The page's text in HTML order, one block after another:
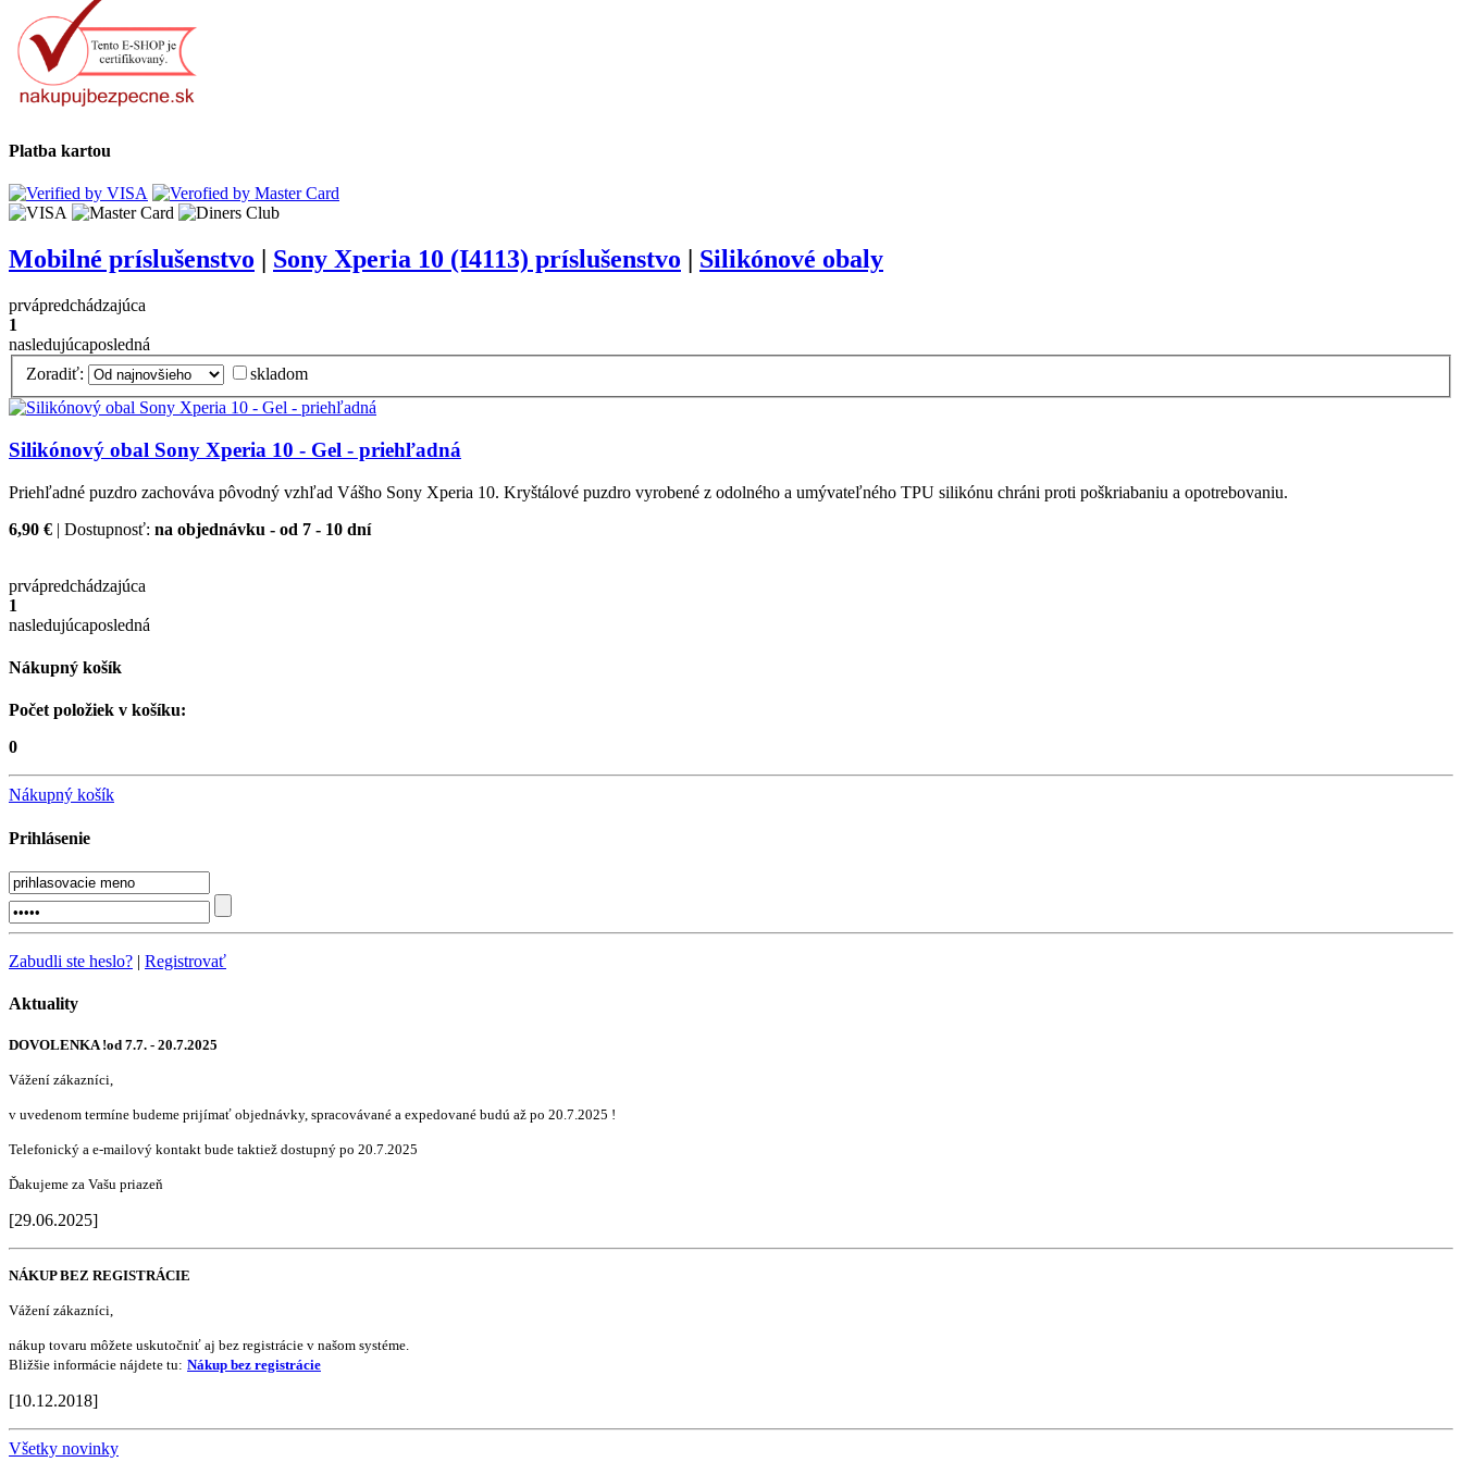
Platba kartou
Mobilné príslušenstvo | Sony Xperia 10 (I4113) príslušenstvo | Silikónové obaly
prvápredchádzajúca
1
nasledujúcaposledná
Zoradiť:
skladom
Silikónový obal Sony Xperia 10 - Gel - priehľadná
Priehľadné puzdro zachováva pôvodný vzhľad Vášho Sony Xperia 10. Kryštálové puzdro vyrobené z odolného a umývateľného TPU silikónu chráni proti poškriabaniu a opotrebovaniu.
6,90 € | Dostupnosť: na objednávku - od 7 - 10 dní
prvápredchádzajúca
1
nasledujúcaposledná
Nákupný košík
Počet položiek v košíku:
0
Nákupný košík
Prihlásenie
Zabudli ste heslo? | Registrovať
Aktuality
DOVOLENKA !od 7.7. - 20.7.2025
Vážení zákazníci,
v uvedenom termíne budeme prijímať objednávky, spracovávané a expedované budú až po 20.7.2025 !
Telefonický a e-mailový kontakt bude taktiež dostupný po 20.7.2025
Ďakujeme za Vašu priazeň
[29.06.2025]
NÁKUP BEZ REGISTRÁCIE
Vážení zákazníci,
nákup tovaru môžete uskutočniť aj bez registrácie v našom systéme.
Bližšie informácie nájdete tu: Nákup bez registrácie
[10.12.2018]
Všetky novinky